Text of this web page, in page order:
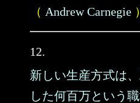
（ Andrew Carnegie ）
12.
新しい生産方式は
した何百万という